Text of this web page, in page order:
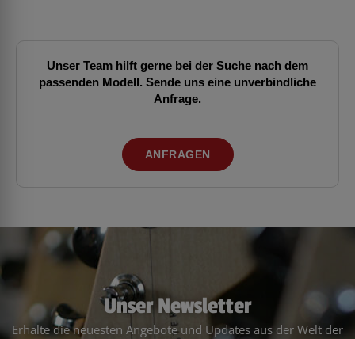
Unser Team hilft gerne bei der Suche nach dem
passenden Modell. Sende uns eine unverbindliche
Anfrage.
ANFRAGEN
Unser Newsletter
Erhalte die neuesten Angebote und Updates aus der Welt der